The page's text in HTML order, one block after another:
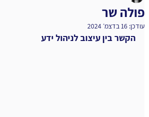
פולה שר
עודכן: 16 בדצמ׳ 2024
הקשר בין עיצוב לניהול ידע